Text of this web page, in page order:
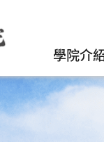
學院介